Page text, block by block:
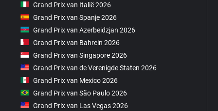
Grand Prix van Italië 2026
Grand Prix van Spanje 2026
Grand Prix van Azerbeidzjan 2026
Grand Prix van Bahrein 2026
Grand Prix van Singapore 2026
Grand Prix van de Verenigde Staten 2026
Grand Prix van Mexico 2026
Grand Prix van São Paulo 2026
Grand Prix van Las Vegas 2026